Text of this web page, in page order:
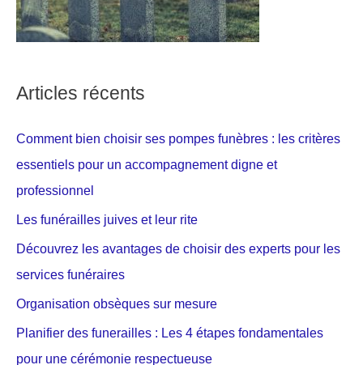
Articles récents
Comment bien choisir ses pompes funèbres : les critères
essentiels pour un accompagnement digne et
professionnel
Les funérailles juives et leur rite
Découvrez les avantages de choisir des experts pour les
services funéraires
Organisation obsèques sur mesure
Planifier des funerailles : Les 4 étapes fondamentales
pour une cérémonie respectueuse